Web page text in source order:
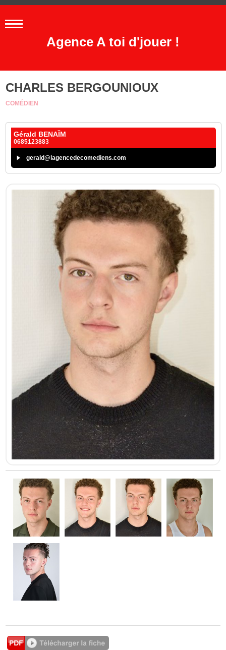
Agence A toi d'jouer !
CHARLES BERGOUNIOUX
COMÉDIEN
Gérald BENAÏM
0685123883
gerald@lagencedecomediens.com